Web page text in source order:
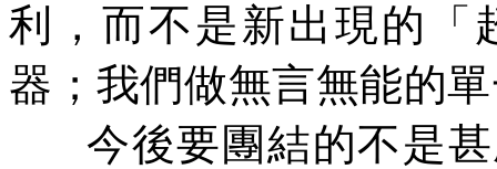
利，而不是新出現的「
器；我們做無言無能的
今後要團結的不是